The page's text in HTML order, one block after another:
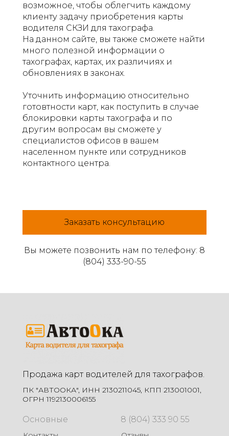
возможное, чтобы облегчить каждому
клиенту задачу приобретения карты
водителя СКЗИ для тахографа.
На данном сайте, вы также сможете найти
много полезной информации о
тахографах, картах, их различиях и
обновлениях в законах.
Уточнить информацию относительно
готовтности карт, как поступить в случае
блокировки карты тахографа и по
другим вопросам вы сможете у
специалистов офисов в вашем
населенном пункте или сотрудников
контактного центра.
Заказать консультацию
Вы можете позвонить нам по телефону: 8
(804) 333-90-55
Продажа карт водителей для тахографов.
ПК "АВТООКА", ИНН 2130211045, КПП 213001001,
ОГРН 1192130006155
8 (804) 333 90 55
Основные